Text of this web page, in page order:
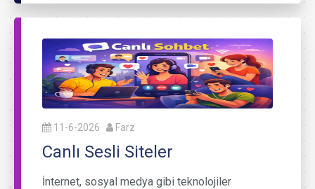
11-6-2026 Farz
Canlı Sesli Siteler
İnternet, sosyal medya gibi teknolojiler